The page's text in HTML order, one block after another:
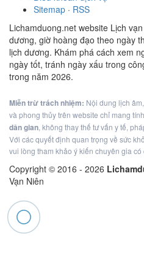
Sitemap · RSS
Lichamduong.net website Lịch
dương, giờ hoàng đạo theo ngày
lịch dương. Khám phá cách xem
ngày tốt, tránh ngày xấu trong
trong năm 2026.
Miễn trừ trách nhiệm: Nội dung lịch
và phong thủy trên website chỉ mang tính
dân gian, không thay thế tư vấn y tế,
Với các quyết định quan trọng về sức
vui lòng tham khảo ý kiến chuyên gia có
Copyright © 2016 - 2026
Vạn Niên